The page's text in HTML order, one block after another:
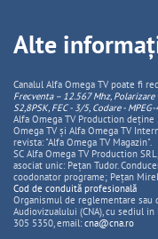
Alte
Canalul Alfa Omega TV poate fi
Frecventa – 12.567 Mhz, Polarizare
S2,8PSK, FEC - 3/5, Codare - MPEG-
Alfa Omega TV Production
Omega TV și Alfa Omega TV
revista: "Alfa Omega TV Magazin".
SC Alfa Omega TV Production
asociat unic: Pețan Tudor.
coodonator programe; Pețan
Cod de conduită profesională
Organismul de reglementare
Audiovizualului (CNA), cu sediul
305 5350, email: cna@cna.ro